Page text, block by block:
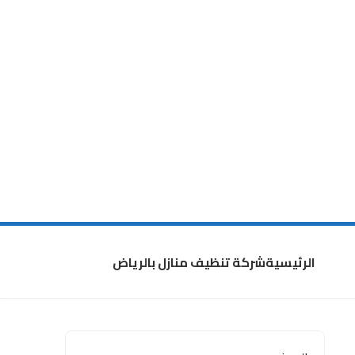
الرئيسيةشركة تنظيف منازل بالرياض